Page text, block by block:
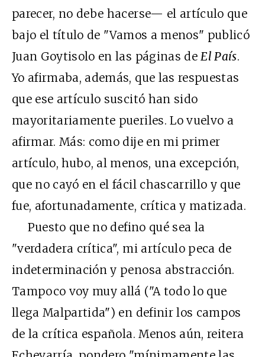
parecer, no debe hacerse— el artículo que
bajo el título de "Vamos a menos" publicó
Juan Goytisolo en las páginas deEl País.
Yo afirmaba, además, que las respuestas
que ese artículo suscitó han sido
mayoritariamente pueriles. Lo vuelvo a
afirmar. Más: como dije en mi primer
artículo, hubo, al menos, una excepción,
que no cayó en el fácil chascarrillo y que
fue, afortunadamente, crítica y matizada.
Puesto que no defino qué sea la
"verdadera crítica", mi artículo peca de
indeterminación y penosa abstracción.
Tampoco voy muy allá ("A todo lo que
llega Malpartida") en definir los campos
de la crítica española. Menos aún, reitera